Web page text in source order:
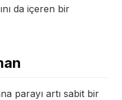
da içeren bir
parayı artı sabit bir